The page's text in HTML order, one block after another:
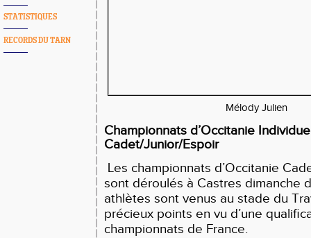
STATISTIQUES
RECORDS DU TARN
Mélody Julien
Championnats d’Occitanie
Cadet/Junior/Espoir
Les championnats d’Occitanie
sont déroulés à Castres dimanche
athlètes sont venus au stade du
précieux points en vu d’une
championnats de France.